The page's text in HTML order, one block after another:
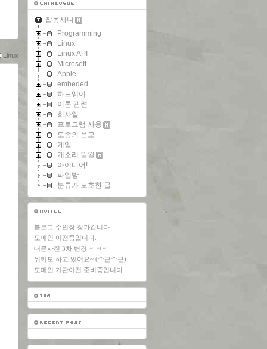
Linux
잡동사니
Programming
Linux
Linux API
Microsoft
Apple
embeded
하드웨어
이론 관련
회사일
프로그램 사용
모종의 음모
게임
개소리 왈왈
아이디어!
파일방
분류가 모호한 글
블로그 주인장 장가갑니다
도메인 이전중입니다.
대문사진 3차 변경 ㅋㅋㅋ
위키도 하고 있어요~ (수근수근)
도메인 기관이전 준비중입니다